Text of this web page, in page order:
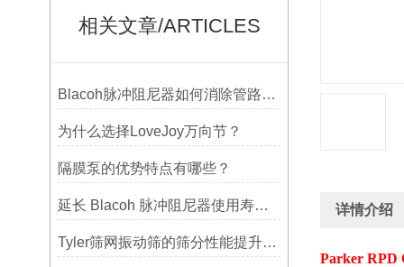
相关文章/ARTICLES
Blacoh脉冲阻尼器如何消除管路振动与噪音？
为什么选择LoveJoy万向节？
隔膜泵的优势特点有哪些？
延长 Blacoh 脉冲阻尼器使用寿命的维护技巧大公开
Tyler筛网振动筛的筛分性能提升技巧
详情介绍
Parker RPD